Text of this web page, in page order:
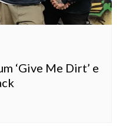
‘Give Me Dirt’ e